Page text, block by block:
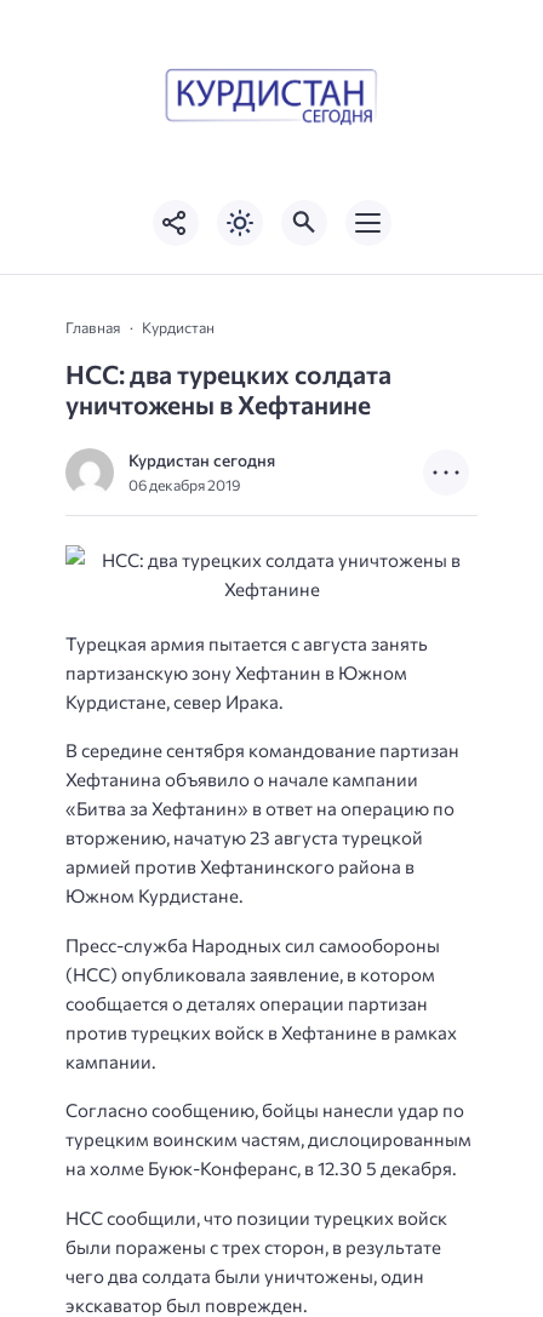
Главная Курдистан
НСС: два турецких солдата
уничтожены в Хефтанине
Курдистан сегодня
06 декабря 2019
Турецкая армия пытается с августа занять
партизанскую зону Хефтанин в Южном
Курдистане, север Ирака.
В середине сентября командование партизан
Хефтанина объявило о начале кампании
«Битва за Хефтанин» в ответ на операцию по
вторжению, начатую 23 августа турецкой
армией против Хефтанинского района в
Южном Курдистане.
Пресс-служба Народных сил самообороны
(HСС) опубликовала заявление, в котором
сообщается о деталях операции партизан
против турецких войск в Хефтанине в рамках
кампании.
Согласно сообщению, бойцы нанесли удар по
турецким воинским частям, дислоцированным
на холме Буюк-Конферанс, в 12.30 5 декабря.
НСС сообщили, что позиции турецких войск
были поражены с трех сторон, в результате
чего два солдата были уничтожены, один
экскаватор был поврежден.